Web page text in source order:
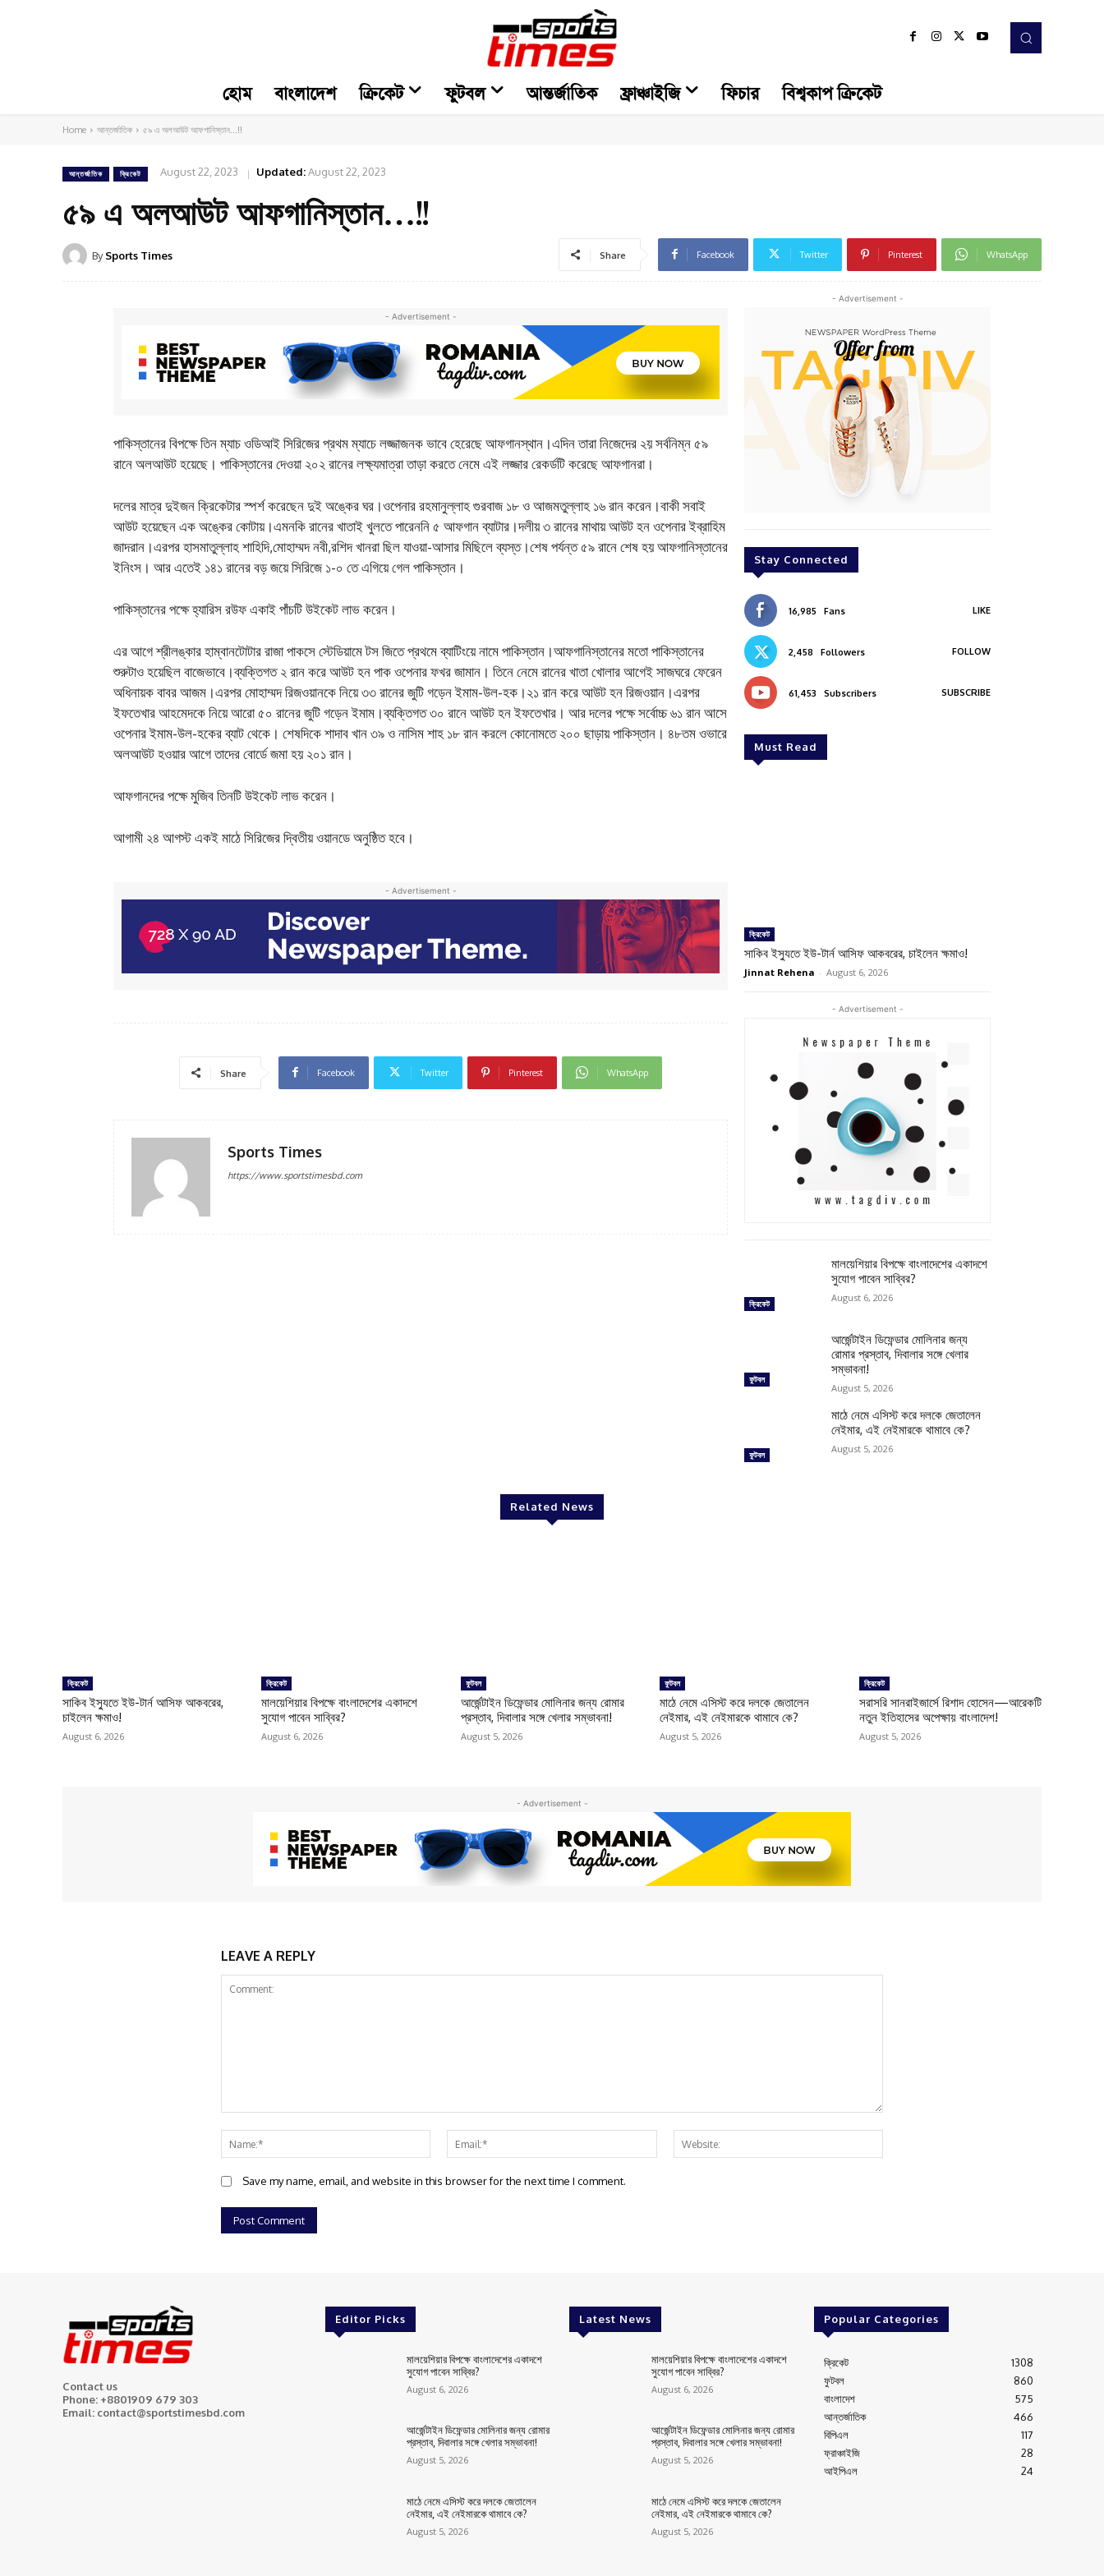
হোম বাংলাদেশ ক্রিকেট ফুটবল আন্তর্জাতিক ফ্রাঞ্চাইজি ফিচার বিশ্বকাপ ক্রিকেট
Home আন্তর্জাতিক ৫৯ এ অলআউট আফগানিস্তান...!!
আন্তর্জাতিক ক্রিকেট August 22, 2023 Updated:August 22, 2023
৫৯ এ অলআউট আফগানিস্তান…!!
By Sports Times Share Facebook Twitter Pinterest WhatsApp
- Advertisement -
পাকিস্তানের বিপক্ষে তিন ম্যাচ ওডিআই সিরিজের প্রথম ম্যাচে লজ্জাজনক ভাবে হেরেছে আফগানস্থান।এদিন তারা নিজেদের ২য় সর্বনিম্ন ৫৯
রানে অলআউট হয়েছে। পাকিস্তানের দেওয়া ২০২ রানের লক্ষ্যমাত্রা তাড়া করতে নেমে এই লজ্জার রেকর্ডটি করেছে আফগানরা।
দলের মাত্র দুইজন ক্রিকেটার স্পর্শ করেছেন দুই অঙ্কের ঘর।ওপেনার রহমানুল্লাহ গুরবাজ ১৮ ও আজমতুল্লাহ ১৬ রান করেন।বাকী সবাই
আউট হয়েছেন এক অঙ্কের কোটায়।এমনকি রানের খাতাই খুলতে পারেননি ৫ আফগান ব্যাটার।দলীয় ৩ রানের মাথায় আউট হন ওপেনার ইব্রাহিম
জাদরান।এরপর হাসমাতুল্লাহ শাহিদি,মোহাম্মদ নবী,রশিদ খানরা ছিল যাওয়া-আসার মিছিলে ব্যস্ত।শেষ পর্যন্ত ৫৯ রানে শেষ হয় আফগানিস্তানের
ইনিংস। আর এতেই ১৪১ রানের বড় জয়ে সিরিজে ১-০ তে এগিয়ে গেল পাকিস্তান।
পাকিস্তানের পক্ষে হ্যারিস রউফ একাই পাঁচটি উইকেট লাভ করেন।
এর আগে শ্রীলঙ্কার হাম্বানটোটার রাজা পাকসে স্টেডিয়ামে টস জিতে প্রথমে ব্যাটিংয়ে নামে পাকিস্তান।আফগানিস্তানের মতো পাকিস্তানের
শুরুটাও হয়েছিল বাজেভাবে।ব্যক্তিগত ২ রান করে আউট হন পাক ওপেনার ফখর জামান। তিনে নেমে রানের খাতা খোলার আগেই সাজঘরে ফেরেন
অধিনায়ক বাবর আজম।এরপর মোহাম্মদ রিজওয়ানকে নিয়ে ৩৩ রানের জুটি গড়েন ইমাম-উল-হক।২১ রান করে আউট হন রিজওয়ান।এরপর
ইফতেখার আহমেদকে নিয়ে আরো ৫০ রানের জুটি গড়েন ইমাম।ব্যক্তিগত ৩০ রানে আউট হন ইফতেখার। আর দলের পক্ষে সর্বোচ্চ ৬১ রান আসে
ওপেনার ইমাম-উল-হকের ব্যাট থেকে। শেষদিকে শাদাব খান ৩৯ ও নাসিম শাহ ১৮ রান করলে কোনোমতে ২০০ ছাড়ায় পাকিস্তান। ৪৮তম ওভারে
অলআউট হওয়ার আগে তাদের বোর্ডে জমা হয় ২০১ রান।
আফগানদের পক্ষে মুজিব তিনটি উইকেট লাভ করেন।
আগামী ২৪ আগস্ট একই মাঠে সিরিজের দ্বিতীয় ওয়ানডে অনুষ্ঠিত হবে।
- Advertisement -
Share Facebook Twitter Pinterest WhatsApp
Sports Times
https://www.sportstimesbd.com
- Advertisement -
Stay Connected
16,985 Fans LIKE
2,458 Followers FOLLOW
61,453 Subscribers SUBSCRIBE
Must Read
ক্রিকেট
সাকিব ইস্যুতে ইউ-টার্ন আসিফ আকবরের, চাইলেন ক্ষমাও!
Jinnat Rehena - August 6, 2026
- Advertisement -
ক্রিকেট
মালয়েশিয়ার বিপক্ষে বাংলাদেশের একাদশে
সুযোগ পাবেন সাব্বির?
August 6, 2026
ফুটবল
আর্জেন্টাইন ডিফেন্ডার মোলিনার জন্য
রোমার প্রস্তাব, দিবালার সঙ্গে খেলার
সম্ভাবনা!
August 5, 2026
ফুটবল
মাঠে নেমে এসিস্ট করে দলকে জেতালেন
নেইমার, এই নেইমারকে থামাবে কে?
August 5, 2026
Related News
ক্রিকেট
সাকিব ইস্যুতে ইউ-টার্ন আসিফ আকবরের,
চাইলেন ক্ষমাও!
August 6, 2026
ক্রিকেট
মালয়েশিয়ার বিপক্ষে বাংলাদেশের একাদশে
সুযোগ পাবেন সাব্বির?
August 6, 2026
ফুটবল
আর্জেন্টাইন ডিফেন্ডার মোলিনার জন্য রোমার
প্রস্তাব, দিবালার সঙ্গে খেলার সম্ভাবনা!
August 5, 2026
ফুটবল
মাঠে নেমে এসিস্ট করে দলকে জেতালেন
নেইমার, এই নেইমারকে থামাবে কে?
August 5, 2026
ক্রিকেট
সরাসরি সানরাইজার্সে রিশাদ হোসেন—আরেকটি
নতুন ইতিহাসের অপেক্ষায় বাংলাদেশ!
August 5, 2026
- Advertisement -
LEAVE A REPLY
Comment:
Name:*
Email:* Website:
Save my name, email, and website in this browser for the next time I comment.
Contact us
Phone: +8801909 679 303
Email: contact@sportstimesbd.com
Editor Picks
মালয়েশিয়ার বিপক্ষে বাংলাদেশের একাদশে
সুযোগ পাবেন সাব্বির?
August 6, 2026
আর্জেন্টাইন ডিফেন্ডার মোলিনার জন্য রোমার
প্রস্তাব, দিবালার সঙ্গে খেলার সম্ভাবনা!
August 5, 2026
মাঠে নেমে এসিস্ট করে দলকে জেতালেন
নেইমার, এই নেইমারকে থামাবে কে?
August 5, 2026
Latest News
মালয়েশিয়ার বিপক্ষে বাংলাদেশের একাদশে
সুযোগ পাবেন সাব্বির?
August 6, 2026
আর্জেন্টাইন ডিফেন্ডার মোলিনার জন্য রোমার
প্রস্তাব, দিবালার সঙ্গে খেলার সম্ভাবনা!
August 5, 2026
মাঠে নেমে এসিস্ট করে দলকে জেতালেন
নেইমার, এই নেইমারকে থামাবে কে?
August 5, 2026
Popular Categories
ক্রিকেট
1308
ফুটবল
860
বাংলাদেশ
575
আন্তর্জাতিক
466
বিপিএল
117
ফ্রাঞ্চাইজি
28
আইপিএল
24